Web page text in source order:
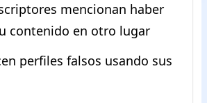
mencionan haber
contenido en otro lugar
perfiles falsos usando sus